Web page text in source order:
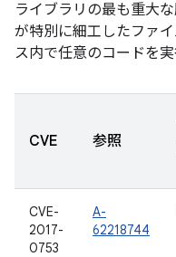
ライブラリの最も重大
が特別に細工したファ
ス内で任意のコードを
CVE 参照
CVE-
2017-
0753
A-
62218744